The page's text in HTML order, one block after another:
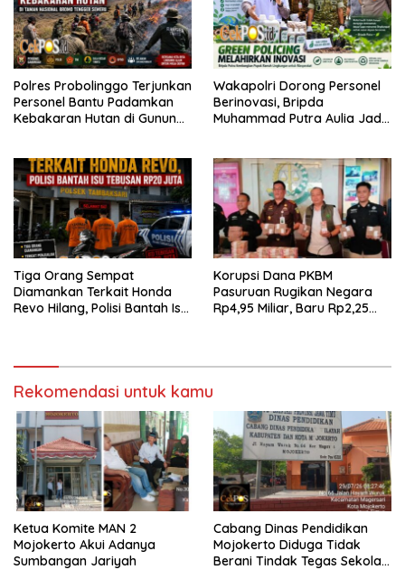
Polres Probolinggo Terjunkan
Personel Bantu Padamkan
Kebakaran Hutan di Gunung
Wakapolri Dorong Personel
Berinovasi, Bripda
Muhammad Putra Aulia Jadi
Tiga Orang Sempat
Diamankan Terkait Honda
Revo Hilang, Polisi Bantah Isu
Korupsi Dana PKBM
Pasuruan Rugikan Negara
Rp4,95 Miliar, Baru Rp2,25
Rekomendasi untuk kamu
Ketua Komite MAN 2
Mojokerto Akui Adanya
Sumbangan Jariyah
Cabang Dinas Pendidikan
Mojokerto Diduga Tidak
Berani Tindak Tegas Sekolah